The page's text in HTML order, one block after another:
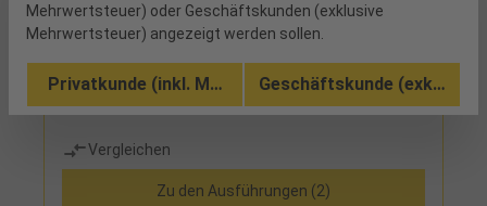
2 verfügbar
geschmiedet, auswechselbare Spannbacken
gehärtet (HRC 50)
Vergleichen
Zu den Ausführungen (2)
Mehrwertsteuer) oder Geschäftskunden (exklusive
Mehrwertsteuer) angezeigt werden sollen.
Privatkunde (inkl. MwSt.) Geschäftskunde (exkl.